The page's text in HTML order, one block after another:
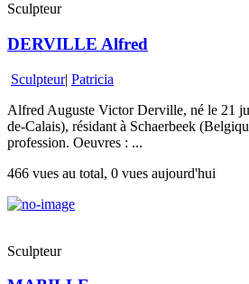
Sculpteur
DERVILLE Alfred
Sculpteur| Patricia
Alfred Auguste Victor Derville, né le 21
de-Calais), résidant à Schaerbeek
profession. Oeuvres : ...
466 vues au total, 0 vues aujourd'hui
Sculpteur